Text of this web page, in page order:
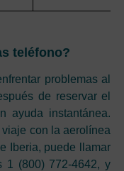
teléfono?
problemas al
de reservar el
ayuda instantánea.
con la aerolínea
Iberia, puede llamar
1 (800) 772-4642, y